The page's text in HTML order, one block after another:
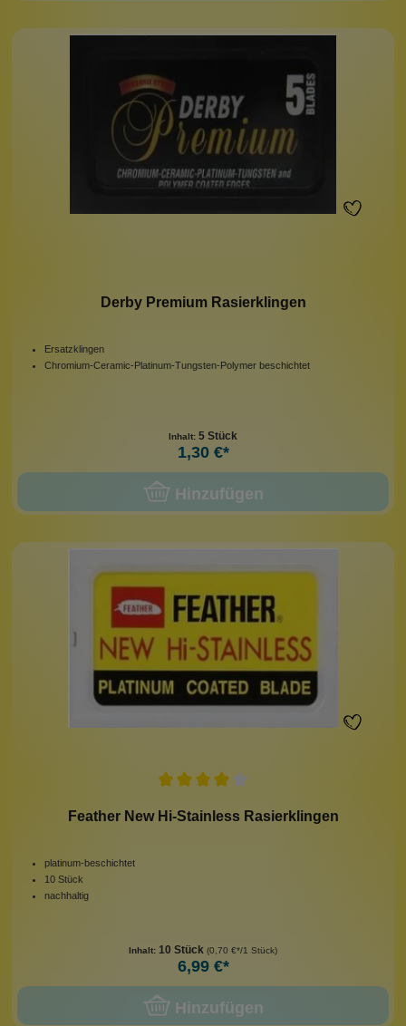
Derby Premium Rasierklingen
Ersatzklingen
Chromium-Ceramic-Platinum-Tungsten-Polymer beschichtet
Inhalt: 5 Stück
1,30 €*
Hinzufügen
Feather New Hi-Stainless Rasierklingen
platinum-beschichtet
10 Stück
nachhaltig
Inhalt: 10 Stück (0,70 €*/1 Stück)
6,99 €*
Hinzufügen